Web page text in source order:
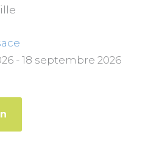
- 18 septembre 2026